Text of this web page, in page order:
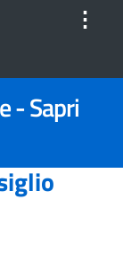
⋮
- Sapri